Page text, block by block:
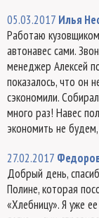
05.03.2017 Илья
Работаю
автонавес сами.
менеджер Алексей
показалось, что он
сэкономили.
много раз! Навес
экономить не
27.02.2017
Добрый день,
Полине, которая
«Хлебницу». Я уже